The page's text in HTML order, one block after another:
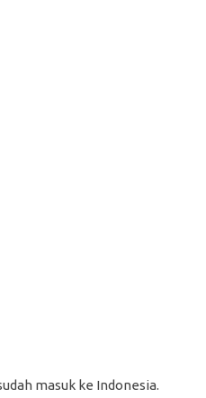
masuk ke Indonesia.